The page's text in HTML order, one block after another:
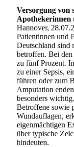
Versorgung von
Apothekerinnen
Hannover,
Patientinnen und
Deutschland sind
betroffen. Bei
zu fünf Prozent.
zu einer Sepsis,
führen oder zum
Amputation
besonders
Betroffene sowie
Wundauflagen,
eigenmächtigen
über typische
hindeuten.